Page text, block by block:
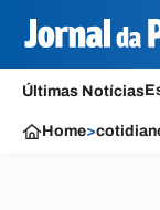
Últimas Notícias
Home>